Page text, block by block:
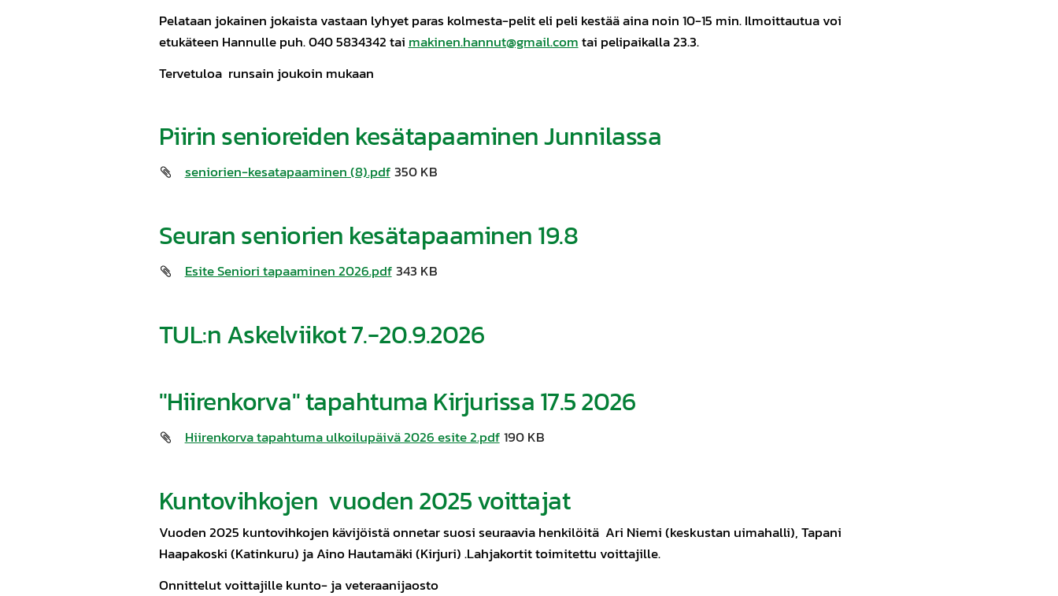
Pelataan jokainen jokaista vastaan lyhyet paras kolmesta-pelit eli peli kestää aina noin 10-15 min. Ilmoittautua voi
etukäteen Hannulle puh. 040 5834342 tai makinen.hannut@gmail.comtai pelipaikalla 23.3.
Tervetuloa runsain joukoin mukaan
Piirin senioreiden kesätapaaminen Junnilassa
seniorien-kesatapaaminen (8).pdf 350 KB
Seuran seniorien kesätapaaminen 19.8
Esite Seniori tapaaminen 2026.pdf 343 KB
TUL:n Askelviikot 7.-20.9.2026
"Hiirenkorva" tapahtuma Kirjurissa 17.5 2026
Hiirenkorva tapahtuma ulkoilupäivä 2026 esite 2.pdf 190 KB
Kuntovihkojen vuoden 2025 voittajat
Vuoden 2025 kuntovihkojen kävijöistä onnetar suosi seuraavia henkilöitä Ari Niemi (keskustan uimahalli), Tapani
Haapakoski (Katinkuru) ja Aino Hautamäki (Kirjuri) .Lahjakortit toimitettu voittajille.
Onnittelut voittajille kunto- ja veteraanijaosto